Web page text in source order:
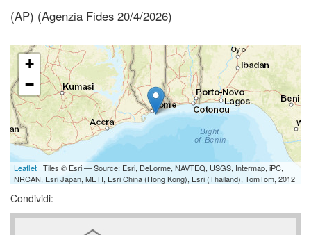
(AP) (Agenzia Fides 20/4/2026)
+
−
Leaflet | Tiles © Esri — Source: Esri, DeLorme, NAVTEQ, USGS, Intermap, iPC,
NRCAN, Esri Japan, METI, Esri China (Hong Kong), Esri (Thailand), TomTom, 2012
Condividi: